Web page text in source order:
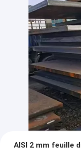
AISI 2 mm feuille